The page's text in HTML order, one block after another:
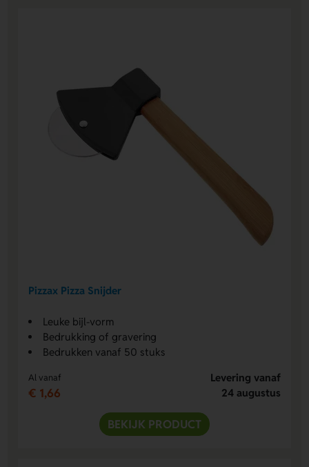
Pizzax Pizza Snijder
Leuke bijl-vorm
Bedrukking of gravering
Bedrukken vanaf 50 stuks
Al vanaf
€ 1,66
Levering vanaf
24 augustus
BEKIJK PRODUCT